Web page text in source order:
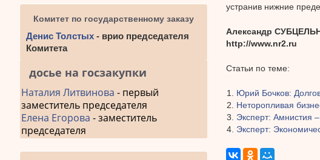
устранив нижние
Александр
http://www.nr2.ru
Статьи по теме:
Юрий Бочков:
Неторопливая
Эксперт: Амнистия
Эксперт:
Комитет по государственному заказу
Денис Толстых - врио председателя
Комитета
досье на госзакупки
Наталия Литвинова - первый
заместитель председателя
Елена Егорова - заместитель
председателя